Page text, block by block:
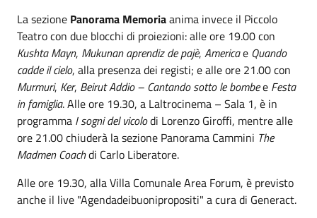
La sezione Panorama Memoriaanima invece il Piccolo
Teatro con due blocchi di proiezioni: alle ore 19.00 con
Kushta Mayn, Mukunan aprendiz de pajè, Americae Quando
cadde il cielo, alla presenza dei registi; e alle ore 21.00 con
Murmuri, Ker, Beirut Addio – Cantando sotto le bombee Festa
in famiglia. Alle ore 19.30, a Laltrocinema – Sala 1, è in
programma I sogni del vicolodi Lorenzo Giroffi, mentre alle
ore 21.00 chiuderà la sezione Panorama Cammini The
Madmen Coachdi Carlo Liberatore.
Alle ore 19.30, alla Villa Comunale Area Forum, è previsto
anche il live "Agendadeibuonipropositi" a cura di Generact.